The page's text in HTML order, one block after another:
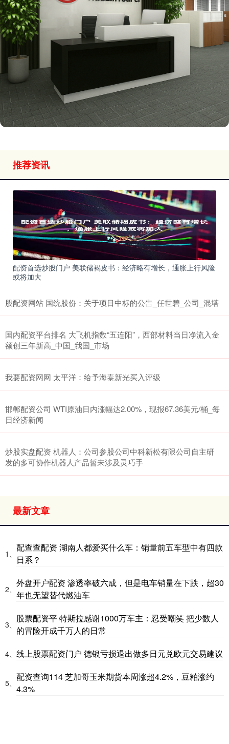
推荐资讯
配资首选炒股门户 美联储褐皮书：经济略有增长，通胀上行风险
或将加大
股配资网站 国统股份：关于项目中标的公告_任世碧_公司_混塔
国内配资平台排名 大飞机指数“五连阳”，西部材料当日净流入金
额创三年新高_中国_我国_市场
我要配资网网 太平洋：给予海泰新光买入评级
邯郸配资公司 WTI原油日内涨幅达2.00%，现报67.36美元/桶_每
日经济新闻
炒股实盘配资 机器人：公司参股公司中科新松有限公司自主研
发的多可协作机器人产品暂未涉及灵巧手
最新文章
1、
配查查配资 湖南人都爱买什么车：销量前五车型中有四款
日系？
2、
外盘开户配资 渗透率破六成，但是电车销量在下跌，超30
年也无望替代燃油车
3、
股票配资平 特斯拉感谢1000万车主：忍受嘲笑 把少数人
的冒险开成千万人的日常
4、 线上股票配资门户 德银亏损退出做多日元兑欧元交易建议
5、
配资查询114 芝加哥玉米期货本周涨超4.2%，豆粕涨约
4.3%